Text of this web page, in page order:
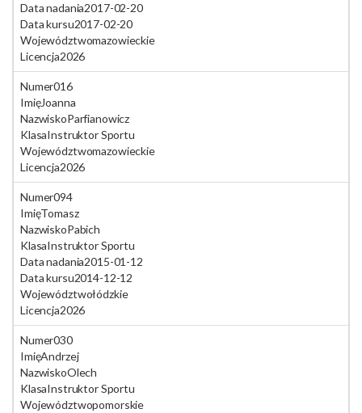
Data nadania2017-02-20
Data kursu2017-02-20
Województwomazowieckie
Licencja2026
Numer016
ImięJoanna
NazwiskoParfianowicz
KlasaInstruktor Sportu
Województwomazowieckie
Licencja2026
Numer094
ImięTomasz
NazwiskoPabich
KlasaInstruktor Sportu
Data nadania2015-01-12
Data kursu2014-12-12
Województwołódzkie
Licencja2026
Numer030
ImięAndrzej
NazwiskoOlech
KlasaInstruktor Sportu
Województwopomorskie